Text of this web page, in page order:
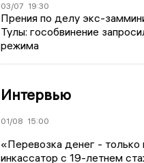
03/07 19:30
Прения по делу экс-
Тулы: гособвинение
режима
Интервью
01/08 15:00
«Перевозка денег - только
инкассатор с 19-летнем